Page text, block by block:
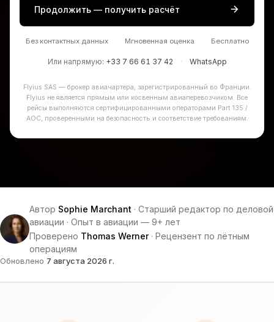
Продолжить — получить расчёт
Без контактных данных · Мгновенная оценка · Бесплатно
Или напрямую: +33 7 66 61 37 42 · WhatsApp
Flyius SAS — брокер авиачартера, зарегистрированный во Франции.
Flyius не является прямым или косвенным авиаперевозчиком. Все
рейсы выполняются сертифицированными операторами Part 135 /
AOC, проверенными на безопасность и соответствие требованиям.
Автор Sophie Marchant · Старший редактор по деловой
авиации · Опыт в авиации — 9+ лет
Проверено Thomas Werner· Рецензент по лётным
операциям
Обновлено 7 августа 2026 г.